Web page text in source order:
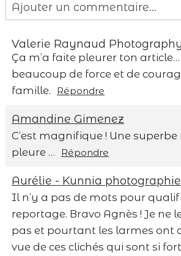
Ajouter un commentaire...
Your email is
never published or
Required fields are marked *
Save my name, email, and
browser for the next time I
Post Comment
Valerie Raynaud Photography
Ça m’a faite pleurer ton
beaucoup de force et de
famille.
Répondre
Amandine Gimenez
C’est magnifique ! Une superbe
pleure …
Répondre
Aurélie - Kunnia photographie
Il n’y a pas de mots pour
reportage. Bravo Agnès ! Je ne
pas et pourtant les larmes ont
vue de ces clichés qui sont si